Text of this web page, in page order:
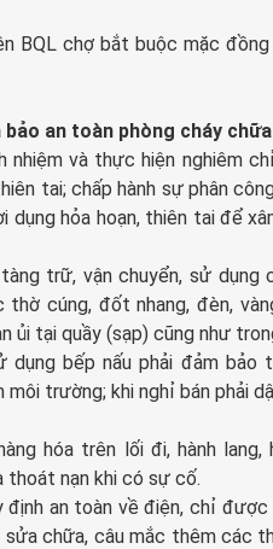
BQL chợ bắt buộc mặc
an toàn phòng cháy
nhiệm và thực hiện nghiêm
tai; chấp hành sự phân
dụng hỏa hoạn, thiên tai để
trữ, vận chuyển, sử
thờ cúng, đốt nhang, đèn,
ủi tại quầy (sạp) cũng như
dụng bếp nấu phải đảm
môi trường; khi nghỉ bán phải
hóa trên lối đi, hành
thoát nạn khi có sự cố.
định an toàn về điện, chỉ
chữa, câu mắc thêm các